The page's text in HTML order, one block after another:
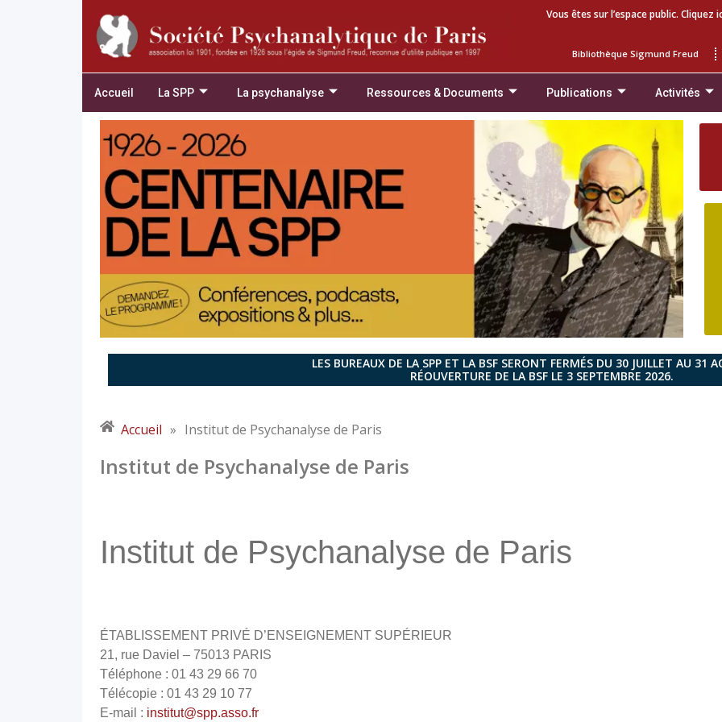
Vous êtes sur l’espace public.
Bibliothèque Sigmund Freud
Accueil La SPP La psychanalyse Ressources & Documents Publications Activités
LES BUREAUX DE LA SPP ET LA BSF SERONT FERMÉS DU 30 JUILLET AU 31
RÉOUVERTURE DE LA BSF LE 3 SEPTEMBRE 2026.
Accueil » Institut de Psychanalyse de Paris
Institut de Psychanalyse de Paris
Institut de Psychanalyse de Paris
ÉTABLISSEMENT PRIVÉ D’ENSEIGNEMENT SUPÉRIEUR
21, rue Daviel – 75013 PARIS
Téléphone : 01 43 29 66 70
Télécopie : 01 43 29 10 77
E-mail : institut@spp.asso.fr